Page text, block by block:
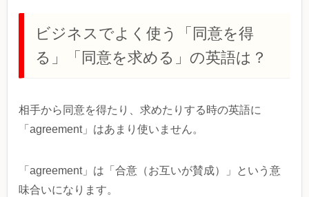
ビジネスでよく使う「同意を得
る」「同意を求める」の英語は？
相手から同意を得たり、求めたりする時の英語に
「agreement」はあまり使いません。
「agreement」は「合意（お互いが賛成）」という意
味合いになります。